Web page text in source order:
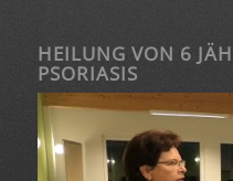
HEILUNG VON 6
PSORIASIS